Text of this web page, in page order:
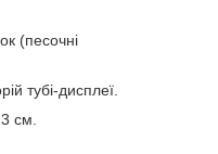
(песочні
тубі-дисплеї.
см.